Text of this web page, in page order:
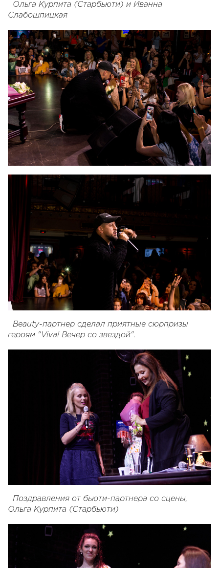
Ольга Курпита (Старбьюти) и Иванна
Слабошпицкая
Beauty-партнер сделал приятные сюрпризы
героям " Viva! Вечер со звездой".
Поздравления от бьюти-партнера со сцены,
Ольга Курпита (Старбьюти)